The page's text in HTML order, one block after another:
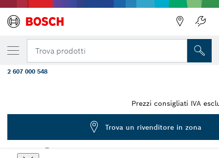
Trova prodotti
Scegli la tua variante
LA TUA VARIANTE SELEZIONATA
Set di arresti di profondità per
6/8/10 mm
2 607 000 548
Prezzi consigliati IVA
Trova un rivenditore in zona